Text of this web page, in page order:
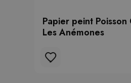
Papier peint Poisson
Les Anémones